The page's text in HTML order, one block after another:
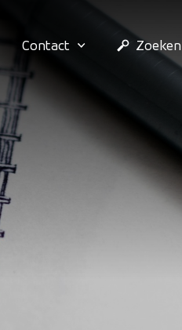
Contact Zoeken